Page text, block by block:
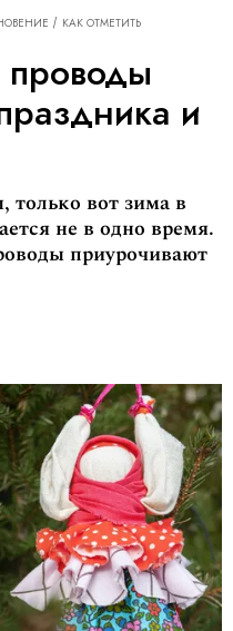
КАК ОТМЕТИТЬ
проводы
и
вот зима в
не в одно время.
приурочивают